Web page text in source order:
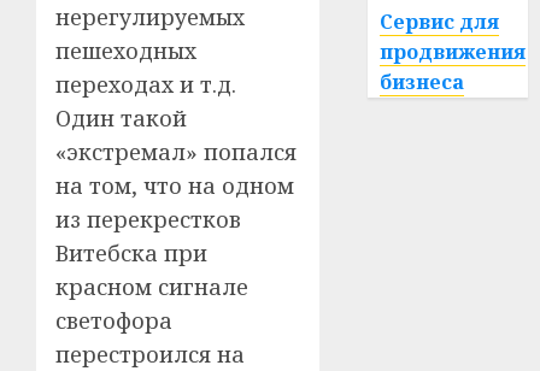
нерегулируемых
пешеходных
переходах и т.д.
Один такой
«экстремал» попался
на том, что на одном
из перекрестков
Витебска при
красном сигнале
светофора
перестроился на
Сервис для
продвижения
бизнеса